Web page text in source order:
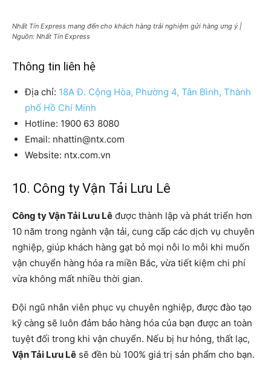
Nhất Tín Express mang đến cho khách hàng trải nghiệm gửi hàng ưng ý |
Nguồn: Nhất Tín Express
Thông tin liên hệ
Địa chỉ: 18A Đ. Cộng Hòa, Phường 4, Tân Bình, Thành
phố Hồ Chí Minh
Hotline: 1900 63 8080
Email: nhattin@ntx.com
Website: ntx.com.vn
10. Công ty Vận Tải Lưu Lê
Công ty Vận Tải Lưu Lê được thành lập và phát triển hơn
10 năm trong ngành vận tải, cung cấp các dịch vụ chuyên
nghiệp, giúp khách hàng gạt bỏ mọi nỗi lo mỗi khi muốn
vận chuyển hàng hóa ra miền Bắc, vừa tiết kiệm chi phí
vừa không mất nhiều thời gian.
Đội ngũ nhân viên phục vụ chuyên nghiệp, được đào tạo
kỹ càng sẽ luôn đảm bảo hàng hóa của bạn được an toàn
tuyệt đối trong khi vận chuyển. Nếu bị hư hỏng, thất lạc,
Vận Tải Lưu Lê sẽ đền bù 100% giá trị sản phẩm cho bạn.